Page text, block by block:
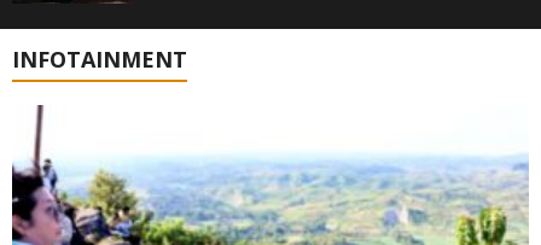
INFOTAINMENT